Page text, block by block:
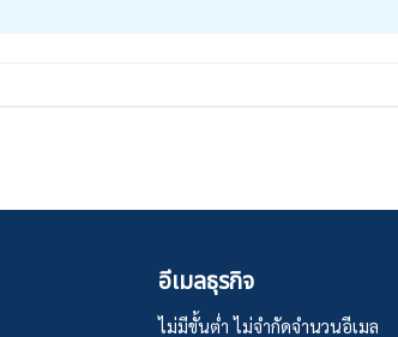
อีเมลธุรกิจ
ไม่มีขั้นต่ำ ไม่จำกัดจำนวนอีเมล